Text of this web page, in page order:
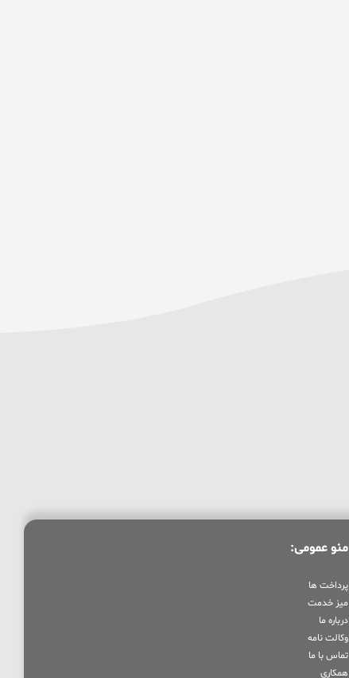
منو عمومی:
پرداخت ها
میز خدمت
درباره ما
وکالت نامه
تماس با ما
همکاری